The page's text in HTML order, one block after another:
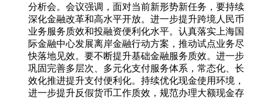
分析会。会议强调，面对当前新形势新任务，要持续
深化金融改革和高水平开放。进一步提升跨境人民币
业务服务质效和投融资便利化水平。认真落实上海国
际金融中心发展离岸金融行动方案，推动试点业务尽
快落地见效。要不断提升基础金融服务质效。进一步
巩固完善多层次、多元化支付服务体系，常态化、长
效化推进提升支付便利化。持续优化现金使用环境，
进一步提升反假货币工作质效，规范办理大额现金存